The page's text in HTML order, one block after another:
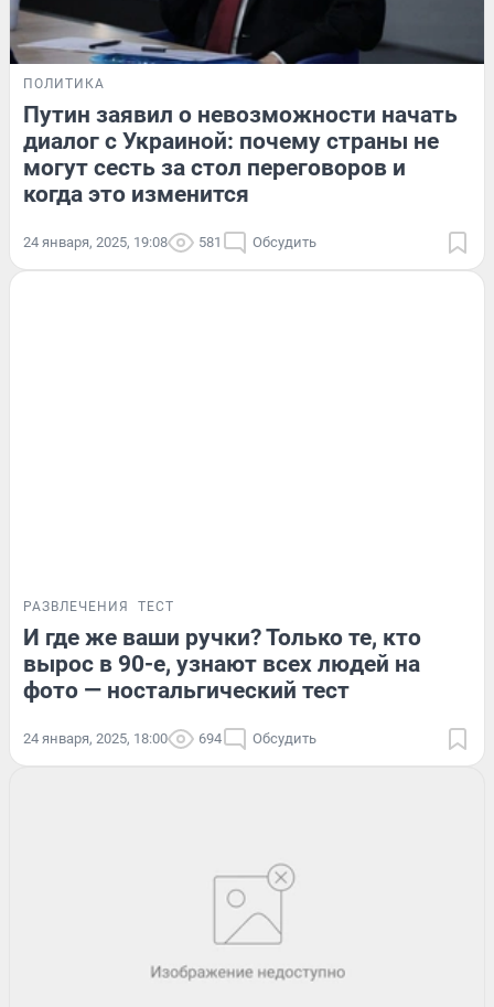
ПОЛИТИКА
Путин заявил о невозможности начать
диалог с Украиной: почему страны не
могут сесть за стол переговоров и
когда это изменится
24 января, 2025, 19:08 581 Обсудить
РАЗВЛЕЧЕНИЯ ТЕСТ
И где же ваши ручки? Только те, кто
вырос в 90-е, узнают всех людей на
фото — ностальгический тест
24 января, 2025, 18:00 694 Обсудить